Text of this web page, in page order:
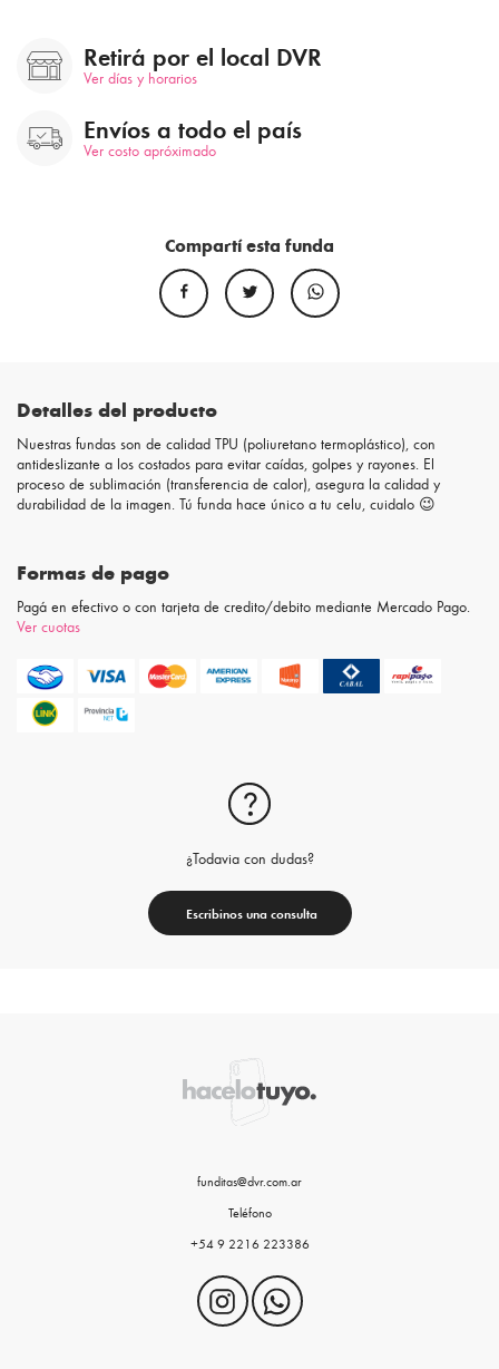
Retirá por el local DVR
Ver días y horarios
Envíos a todo el país
Ver costo apróximado
Compartí esta funda
Detalles del producto
Nuestras fundas son de calidad TPU (poliuretano termoplástico), con
antideslizante a los costados para evitar caídas, golpes y rayones. El
proceso de sublimación (transferencia de calor), asegura la calidad y
durabilidad de la imagen. Tú funda hace único a tu celu, cuidalo 😉
Formas de pago
Pagá en efectivo o con tarjeta de credito/debito mediante Mercado Pago.
Ver cuotas
¿Todavia con dudas?
Escribinos una consulta
funditas@dvr.com.ar
Teléfono
+54 9 2216 223386